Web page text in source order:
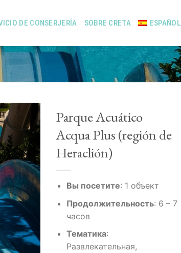
DE CONSERJERÍA SOBRE CRETA ESPAÑOL
Add to
Wishlist
Parque Acuático
Acqua Plus (región de
Heraclión)
Вы посетите: 1 объект
Продолжительность: 6 – 7
часов
Тематика:
Развлекательная,